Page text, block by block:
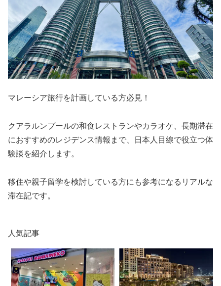
マレーシア旅行を計画している方必見！
クアラルンプールの和食レストランやカラオケ、長期滞在
におすすめのレジデンス情報まで、日本人目線で役立つ体
験談を紹介します。
移住や親子留学を検討している方にも参考になるリアルな
滞在記です。
人気記事